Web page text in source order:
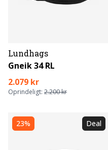
Lundhags
Gneik 34 RL
2.079 kr
Oprindeligt: 2.200 kr
23% Deal